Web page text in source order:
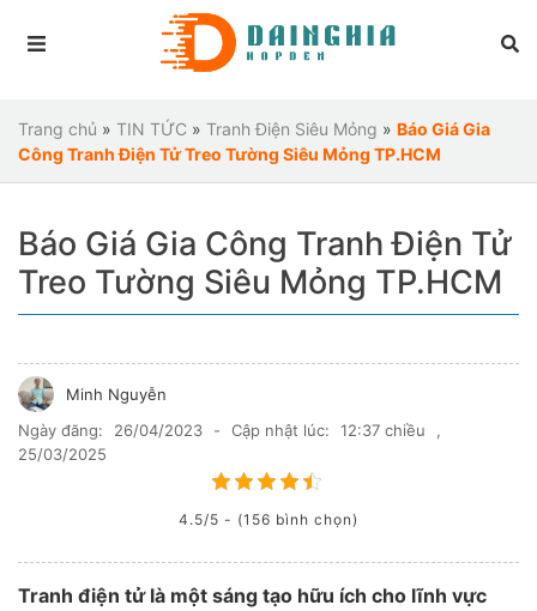
Trang chủ » TIN TỨC » Tranh Điện Siêu Mỏng » Báo Giá Gia
Công Tranh Điện Tử Treo Tường Siêu Mỏng TP.HCM
Báo Giá Gia Công Tranh Điện Tử
Treo Tường Siêu Mỏng TP.HCM
Minh Nguyễn
Ngày đăng:
26/04/2023 - Cập nhật lúc: 12:37 chiều
,
25/03/2025
4.5/5 - (156 bình chọn)
Tranh điện tử là một sáng tạo hữu ích cho lĩnh vực